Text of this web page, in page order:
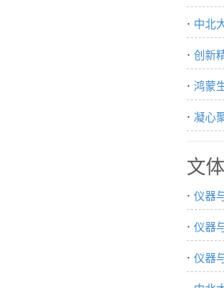
· 中北
· 创新
· 鸿蒙
· 凝心
文
· 仪器
· 仪器
· 仪器